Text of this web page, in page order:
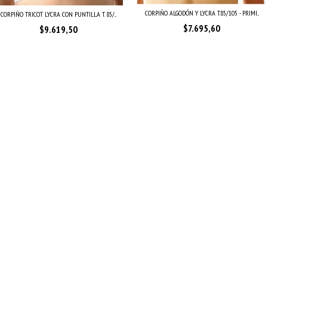
CORPIÑO TRICOT LYCRA CON PUNTILLA T. 85/...
$9.619,50
CORPIÑO ALGODÓN Y LYCRA T.85/105 - PRIMI...
$7.695,60